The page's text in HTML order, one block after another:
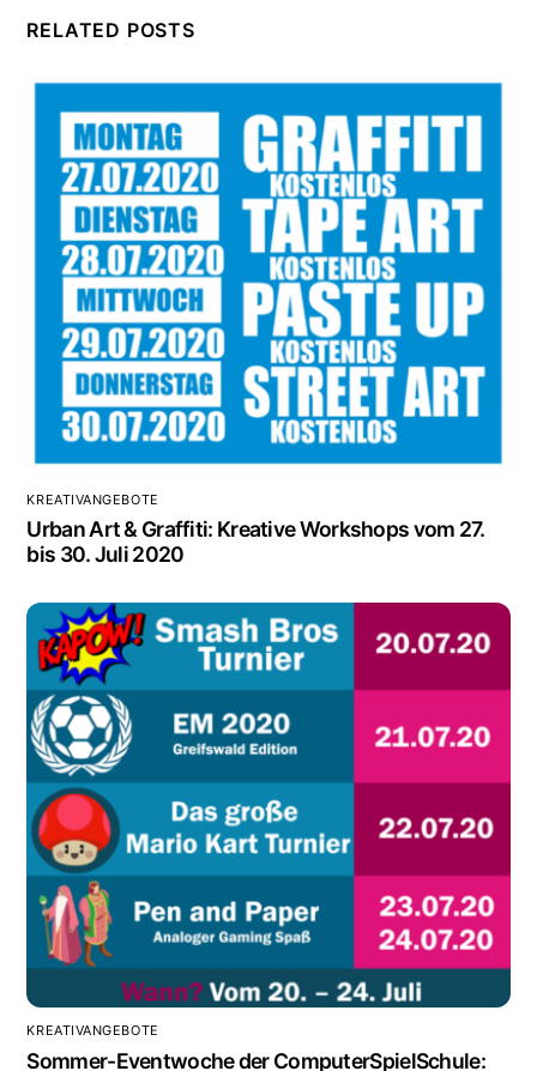
RELATED POSTS
KREATIVANGEBOTE
Urban Art & Graffiti: Kreative Workshops vom 27.
bis 30. Juli 2020
KREATIVANGEBOTE
Sommer-Eventwoche der ComputerSpielSchule: